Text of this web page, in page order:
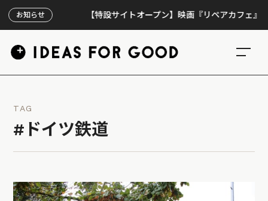
お知らせ 【特設サイトオープン】映画『リペアカフェ』、上映
TAG
#ドイツ鉄道